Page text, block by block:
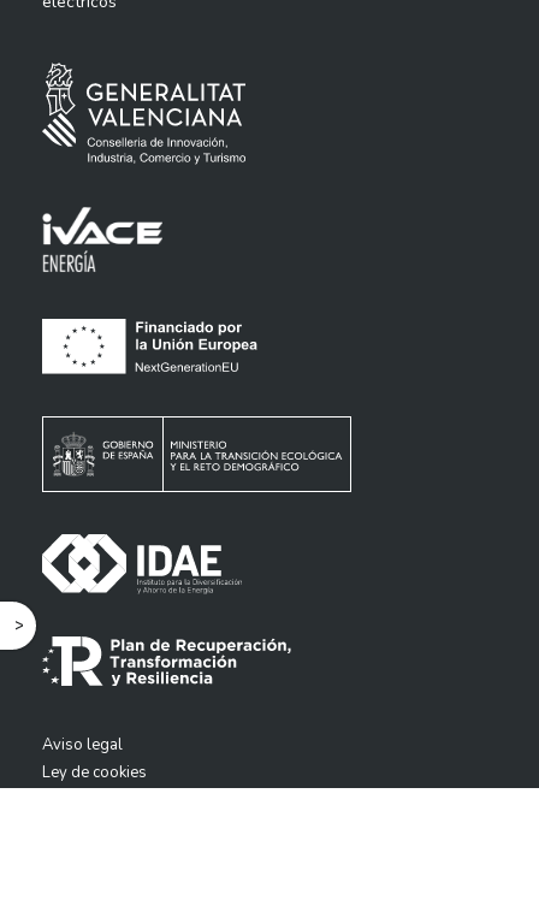
Aviso legal
Ley de cookies
^